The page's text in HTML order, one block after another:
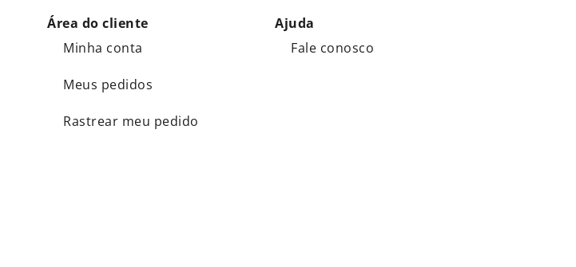
Área do cliente
Minha conta
Meus pedidos
Rastrear meu pedido
Ajuda
Fale conosco